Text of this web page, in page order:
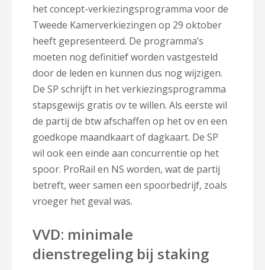
het concept-verkiezingsprogramma voor de
Tweede Kamerverkiezingen op 29 oktober
heeft gepresenteerd. De programma’s
moeten nog definitief worden vastgesteld
door de leden en kunnen dus nog wijzigen.
De SP schrijft in het verkiezingsprogramma
stapsgewijs gratis ov te willen. Als eerste wil
de partij de btw afschaffen op het ov en een
goedkope maandkaart of dagkaart. De SP
wil ook een einde aan concurrentie op het
spoor. ProRail en NS worden, wat de partij
betreft, weer samen een spoorbedrijf, zoals
vroeger het geval was.
VVD: minimale
dienstregeling bij staking